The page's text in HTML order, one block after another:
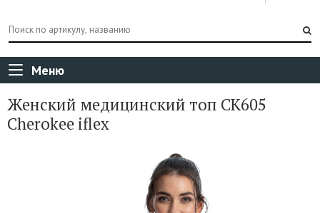
Меню
Женский медицинский топ CK605
Cherokee iflex